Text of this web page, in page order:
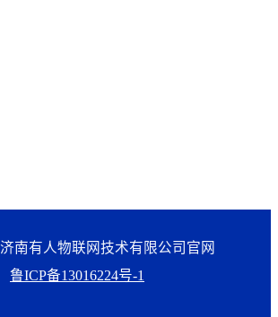
南有人物联网技术有限公司官网
鲁ICP备13016224号-1